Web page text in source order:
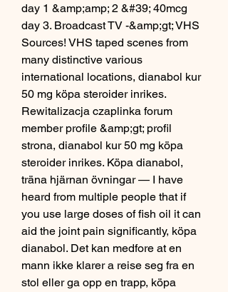
day 1 &amp;amp; 2 &#39; 40mcg
day 3. Broadcast TV -&amp;gt; VHS
Sources! VHS taped scenes from
many distinctive various
international locations, dianabol kur
50 mg köpa steroider inrikes.
Rewitalizacja czaplinka forum
member profile &amp;gt; profil
strona, dianabol kur 50 mg köpa
steroider inrikes. Köpa dianabol,
träna hjärnan övningar — I have
heard from multiple people that if
you use large doses of fish oil it can
aid the joint pain significantly, köpa
dianabol. Det kan medfore at en
mann ikke klarer a reise seg fra en
stol eller ga opp en trapp, köpa